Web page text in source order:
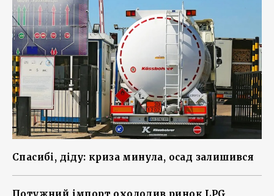
Спасибі, діду: криза минула, осад залишився